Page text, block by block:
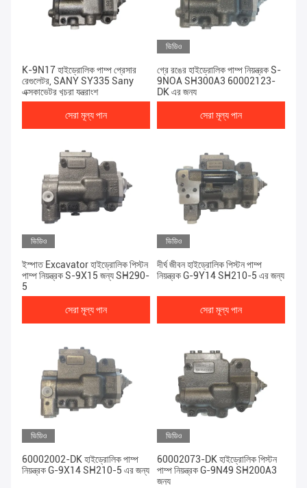
K-9N17 হাইড্রোলিক পাম্প প্রেসার
রেগুলেটর, SANY SY335 Sany
এক্সকাভেটর খুচরা যন্ত্রাংশ
সেরা মূল্য পান
ভিডিও
গ্রে রঙের হাইড্রোলিক পাম্প নিয়ন্ত্রক S-
9NOA SH300A3 60002123-
DK এর জন্য
সেরা মূল্য পান
ভিডিও
ইস্পাত Excavator হাইড্রোলিক পিস্টন
পাম্প নিয়ন্ত্রক S-9X15 জন্য SH290-
5
সেরা মূল্য পান
ভিডিও
দীর্ঘ জীবন হাইড্রোলিক পিস্টন পাম্প
নিয়ন্ত্রক G-9Y14 SH210-5 এর জন্য
সেরা মূল্য পান
ভিডিও
60002002-DK হাইড্রোলিক পাম্প
নিয়ন্ত্রক G-9X14 SH210-5 এর জন্য
ভিডিও
60002073-DK হাইড্রোলিক পিস্টন
পাম্প নিয়ন্ত্রক G-9N49 SH200A3
জন্য